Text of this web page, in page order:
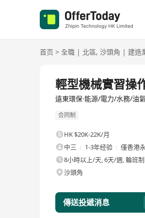
首页 > 全職 | 北區, 沙頭角 | 建造
輕型機械實習
遠東環保·能源/電力/水務/油
合同制
HK $20K-22K/月
中三
1-3年经验
僅香港
8小時以上/天, 6天/週, 輪班制
沙頭角
傳送投遞消息